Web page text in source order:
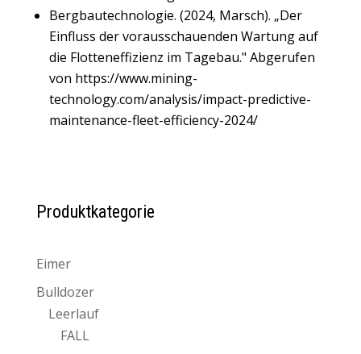
Bergbautechnologie. (2024, Marsch). „Der
Einfluss der vorausschauenden Wartung auf
die Flotteneffizienz im Tagebau." Abgerufen
von https://www.mining-
technology.com/analysis/impact-predictive-
maintenance-fleet-efficiency-2024/
Produktkategorie
Eimer
Bulldozer
Leerlauf
FALL